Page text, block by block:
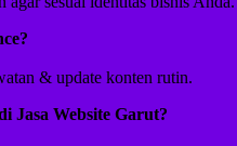
& update konten rutin.
Jasa Website Garut?